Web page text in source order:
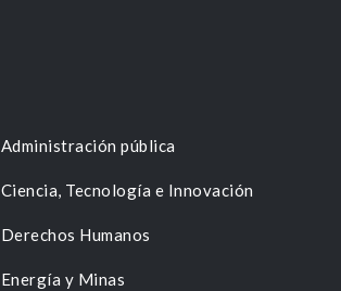
Administración pública
Ciencia, Tecnología e Innovación
Derechos Humanos
Energía y Minas